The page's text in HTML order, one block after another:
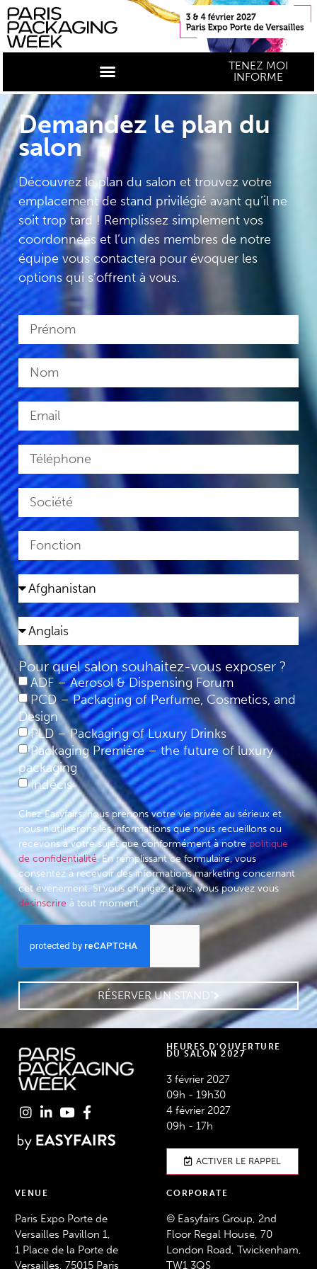
TENEZ MOI
INFORME
Demandez le plan du
salon
Découvrez le plan du salon et trouvez votre
emplacement de stand privilégié avant qu’il ne
soit trop tard ! Remplissez simplement vos
coordonnées et l’un des membres de notre
équipe vous contactera pour évoquer les
options qui s’offrent à vous.
Pour quel salon souhaitez-vous exposer ?
ADF – Aerosol & Dispensing Forum
PCD – Packaging of Perfume, Cosmetics, and
Design
PLD – Packaging of Luxury Drinks
Packaging Première – the future of luxury
packaging
Indécis
Chez Easyfairs, nous prenons votre vie privée au sérieux et
nous n'utiliserons les informations que nous recueillons ou
recevons à votre sujet que conformément à notrepolitique
de confidentialité. En remplissant ce formulaire, vous
consentez à recevoir des informations marketing concernant
cet événement. Si vous changez d'avis, vous pouvez vous
désinscrire à tout moment.
RÉSERVER UN STAND”
HEURES D'OUVERTURE
DU SALON 2027
3 février 2027
09h - 19h30
4 février 2027
09h - 17h
ACTIVER LE RAPPEL
VENUE
Paris Expo Porte de
Versailles Pavillon 1,
1 Place de la Porte de
Versailles, 75015 Paris
CORPORATE
© Easyfairs Group, 2nd
Floor Regal House, 70
London Road, Twickenham,
TW1 3QS